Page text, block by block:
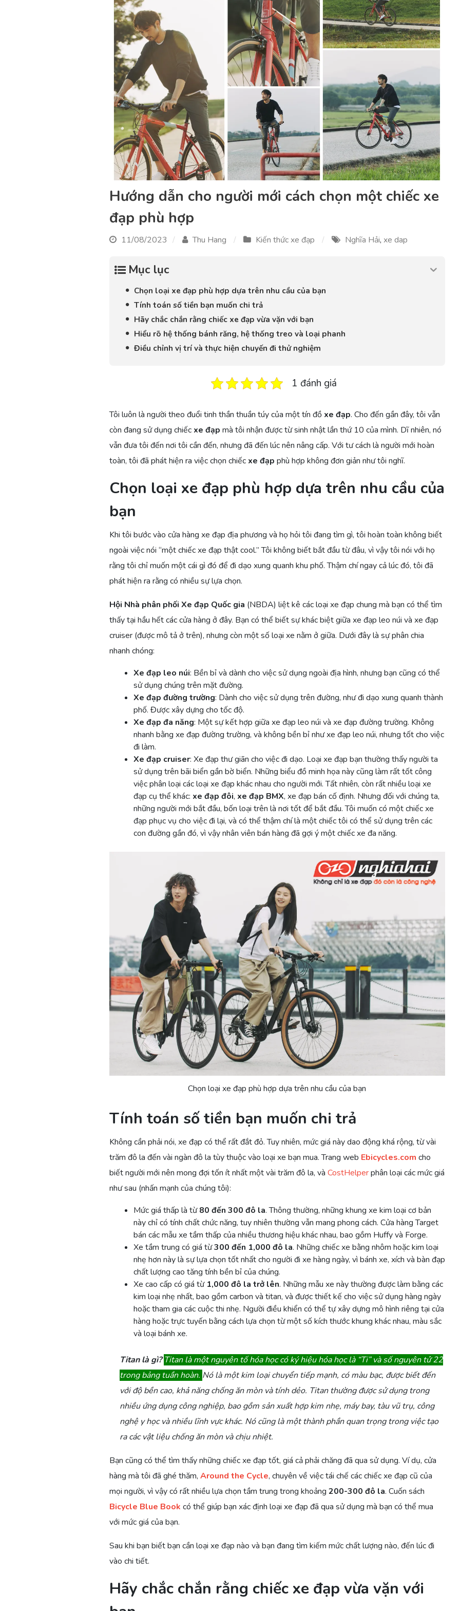
Hướng dẫn cho người mới cách chọn một chiếc xe
đạp phù hợp
11/08/2023 Thu Hang Kiến thức xe đạp Nghĩa Hải, xe dap
Mục lục
Chọn loại xe đạp phù hợp dựa trên nhu cầu của bạn
Tính toán số tiền bạn muốn chi trả
Hãy chắc chắn rằng chiếc xe đạp vừa vặn với bạn
Hiểu rõ hệ thống bánh răng, hệ thống treo và loại phanh
Điều chỉnh vị trí và thực hiện chuyến đi thử nghiệm
1 đánh giá
Tôi luôn là người theo đuổi tinh thần thuần túy của một tín đồ xe đạp. Cho đến gần đây, tôi vẫn
còn đang sử dụng chiếc xe đạp mà tôi nhận được từ sinh nhật lần thứ 10 của mình. Dĩ nhiên, nó
vẫn đưa tôi đến nơi tôi cần đến, nhưng đã đến lúc nên nâng cấp. Với tư cách là người mới hoàn
toàn, tôi đã phát hiện ra việc chọn chiếc xe đạp phù hợp không đơn giản như tôi nghĩ.
Chọn loại xe đạp phù hợp dựa trên nhu cầu của
bạn
Khi tôi bước vào cửa hàng xe đạp địa phương và họ hỏi tôi đang tìm gì, tôi hoàn toàn không biết
ngoài việc nói “một chiếc xe đạp thật cool.” Tôi không biết bắt đầu từ đâu, vì vậy tôi nói với họ
rằng tôi chỉ muốn một cái gì đó để đi dạo xung quanh khu phố. Thậm chí ngay cả lúc đó, tôi đã
phát hiện ra rằng có nhiều sự lựa chọn.
Hội Nhà phân phối Xe đạp Quốc gia (NBDA) liệt kê các loại xe đạp chung mà bạn có thể tìm
thấy tại hầu hết các cửa hàng ở đây. Bạn có thể biết sự khác biệt giữa xe đạp leo núi và xe đạp
cruiser (được mô tả ở trên), nhưng còn một số loại xe nằm ở giữa. Dưới đây là sự phân chia
nhanh chóng:
Xe đạp leo núi: Bền bỉ và dành cho việc sử dụng ngoài địa hình, nhưng bạn cũng có thể
sử dụng chúng trên mặt đường.
Xe đạp đường trường: Dành cho việc sử dụng trên đường, như đi dạo xung quanh thành
phố. Được xây dựng cho tốc độ.
Xe đạp đa năng: Một sự kết hợp giữa xe đạp leo núi và xe đạp đường trường. Không
nhanh bằng xe đạp đường trường, và không bền bỉ như xe đạp leo núi, nhưng tốt cho việc
đi làm.
Xe đạp cruiser: Xe đạp thư giãn cho việc đi dạo. Loại xe đạp bạn thường thấy người ta
sử dụng trên bãi biển gần bờ biển. Những biểu đồ minh họa này cũng làm rất tốt công
việc phân loại các loại xe đạp khác nhau cho người mới. Tất nhiên, còn rất nhiều loại xe
đạp cụ thể khác: xe đạp đôi, xe đạp BMX, xe đạp bán cố định. Nhưng đối với chúng ta,
những người mới bắt đầu, bốn loại trên là nơi tốt để bắt đầu. Tôi muốn có một chiếc xe
đạp phục vụ cho việc đi lại, và có thể thậm chí là một chiếc tôi có thể sử dụng trên các
con đường gần đó, vì vậy nhân viên bán hàng đã gợi ý một chiếc xe đa năng.
Chọn loại xe đạp phù hợp dựa trên nhu cầu của bạn
Tính toán số tiền bạn muốn chi trả
Không cần phải nói, xe đạp có thể rất đắt đỏ. Tuy nhiên, mức giá này dao động khá rộng, từ vài
trăm đô la đến vài ngàn đô la tùy thuộc vào loại xe bạn mua. Trang web Ebicycles.com cho
biết người mới nên mong đợi tốn ít nhất một vài trăm đô la, và CostHelperphân loại các mức giá
như sau (nhấn mạnh của chúng tôi):
Mức giá thấp là từ80 đến 300 đô la. Thông thường, những khung xe kim loại cơ bản
này chỉ có tính chất chức năng, tuy nhiên thường vẫn mang phong cách. Cửa hàng Target
bán các mẫu xe tầm thấp của nhiều thương hiệu khác nhau, bao gồm Huffy và Forge.
Xe tầm trung có giá từ300 đến 1,000 đô la. Những chiếc xe bằng nhôm hoặc kim loại
nhẹ hơn này là sự lựa chọn tốt nhất cho người đi xe hàng ngày, vì bánh xe, xích và bàn đạp
chất lượng cao tăng tính bền bỉ của chúng.
Xe cao cấp có giá từ 1,000 đô la trở lên. Những mẫu xe này thường được làm bằng các
kim loại nhẹ nhất, bao gồm carbon và titan, và được thiết kế cho việc sử dụng hàng ngày
hoặc tham gia các cuộc thi nhẹ. Người điều khiển có thể tự xây dựng mô hình riêng tại cửa
hàng hoặc trực tuyến bằng cách lựa chọn từ một số kích thước khung khác nhau, màu sắc
và loại bánh xe.
Titan là gì? Titan là một nguyên tố hóa học có ký hiệu hóa học là “Ti” và số nguyên tử 22
trong bảng tuần hoàn. Nó là một kim loại chuyển tiếp mạnh, có màu bạc, được biết đến
với độ bền cao, khả năng chống ăn mòn và tính dẻo. Titan thường được sử dụng trong
nhiều ứng dụng công nghiệp, bao gồm sản xuất hợp kim nhẹ, máy bay, tàu vũ trụ, công
nghệ y học và nhiều lĩnh vực khác. Nó cũng là một thành phần quan trọng trong việc tạo
ra các vật liệu chống ăn mòn và chịu nhiệt.
Bạn cũng có thể tìm thấy những chiếc xe đạp tốt, giá cả phải chăng đã qua sử dụng. Ví dụ, cửa
hàng mà tôi đã ghé thăm, Around the Cycle, chuyên về việc tái chế các chiếc xe đạp cũ của
mọi người, vì vậy có rất nhiều lựa chọn tầm trung trong khoảng 200-300 đô la. Cuốn sách
Bicycle Blue Book có thể giúp bạn xác định loại xe đạp đã qua sử dụng mà bạn có thể mua
với mức giá của bạn.
Sau khi bạn biết bạn cần loại xe đạp nào và bạn đang tìm kiếm mức chất lượng nào, đến lúc đi
vào chi tiết.
Hãy chắc chắn rằng chiếc xe đạp vừa vặn với